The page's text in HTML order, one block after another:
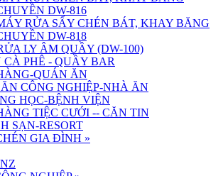
DW-816
RỬA SẤY CHÉN BÁT, KHAY BĂNG
DW-818
LY ÂM QUẦY (DW-100)
CÀ PHÊ - QUẦY BAR
QUÁN ĂN
CÔNG NGHIỆP-NHÀ ĂN
HỌC-BỆNH VIỆN
TIỆC CƯỚI -- CĂN TIN
SẠN-RESORT
GIA ĐÌNH »